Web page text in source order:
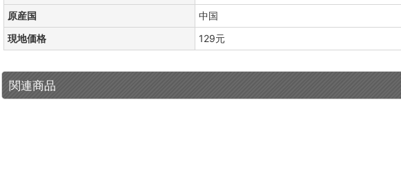
原産国
中国
現地価格
129元
関連商品